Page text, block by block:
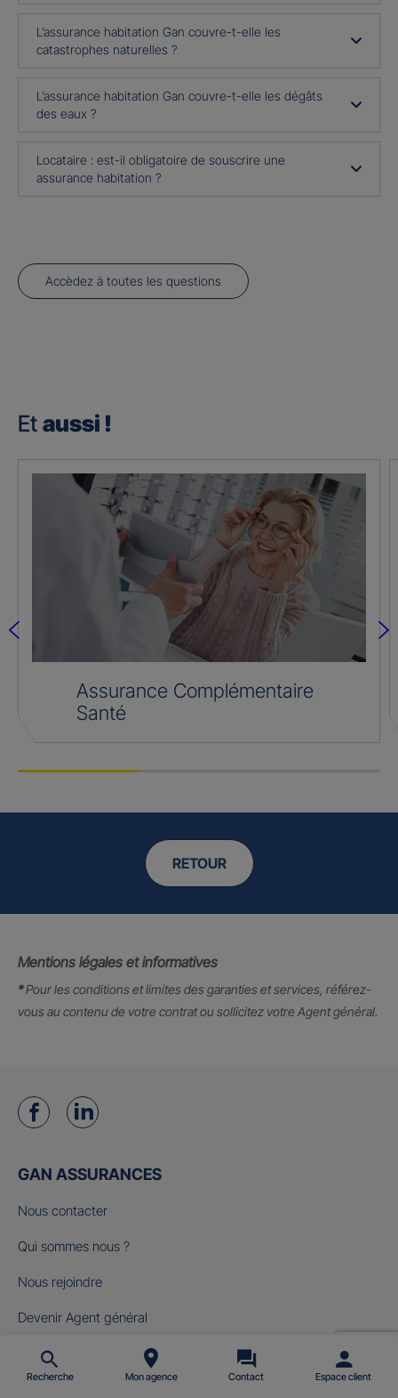
L’assurance habitation Gan couvre-t-elle les
catastrophes naturelles ?
L’assurance habitation Gan couvre-t-elle les dégâts
des eaux ?
Locataire : est-il obligatoire de souscrire une
assurance habitation ?
Accèdez à toutes les questions
Et aussi !
Assurance Complémentaire
Santé
RETOUR
Mentions légales et informatives
*Pour les conditions et limites des garanties et services, référez-
vous au contenu de votre contrat ou sollicitez votre Agent général.
Recherche Mon agence Contact Espace client
GAN ASSURANCES
Nous contacter
Qui sommes nous ?
Nous rejoindre
Devenir Agent général
Groupama Groupe
Fondation Gan pour le Cinéma